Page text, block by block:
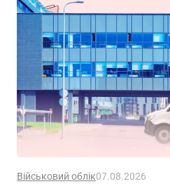
Військовий облік07.08.2026